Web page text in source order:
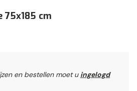
cm
en bestellen moet u ingelogd